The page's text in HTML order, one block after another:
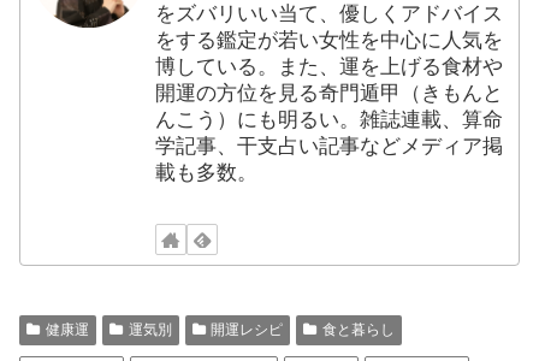
をズバリいい当て、優しくアドバイス
をする鑑定が若い女性を中心に人気を
博している。また、運を上げる食材や
開運の方位を見る奇門遁甲（きもんと
んこう）にも明るい。雑誌連載、算命
学記事、干支占い記事などメディア掲
載も多数。
健康運 運気別 開運レシピ 食と暮らし